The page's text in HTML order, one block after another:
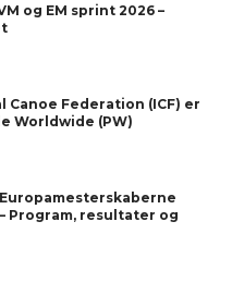
og EM sprint 2026 –
Federation (ICF) er
Worldwide (PW)
Europamesterskaberne
Program, resultater og